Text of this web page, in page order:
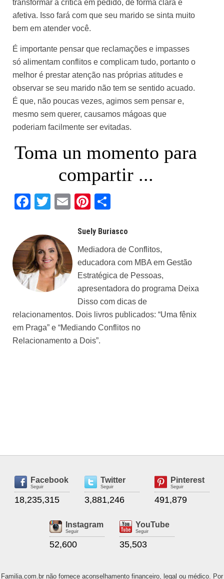
transformar a crítica em pedido, de forma clara e
afetiva. Isso fará com que seu marido se sinta muito
bem em atender você.
É importante pensar que reclamações e impasses
só alimentam conflitos e complicam tudo, portanto o
melhor é prestar atenção nas próprias atitudes e
observar se seu marido não tem se sentido acuado.
É que, não poucas vezes, agimos sem pensar e,
mesmo sem querer, causamos mágoas que
poderiam facilmente ser evitadas.
Toma un momento para
compartir ...
Facebook
Twitter
EmailPinterest
Suely Buriasco
Mediadora de Conflitos,
educadora com MBA em Gestão
Estratégica de Pessoas,
apresentadora do programa Deixa
Disso com dicas de
relacionamentos. Dois livros publicados: “Uma fênix
em Praga” e “Mediando Conflitos no
Relacionamento a Dois”.
Facebook
Seguir
18,235,315
Twitter
Seguir
3,881,246
Pinterest
Seguir
491,879
Instagram
Seguir
52,600
YouTube
Seguir
35,503